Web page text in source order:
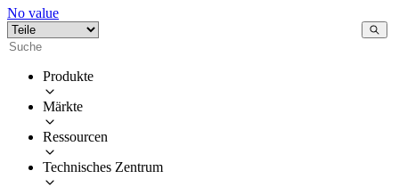
No value
Produkte
Märkte
Ressourcen
Technisches Zentrum